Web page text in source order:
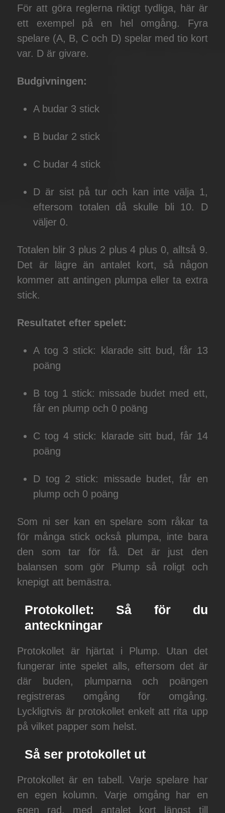
För att göra reglerna riktigt tydliga, här är
ett exempel på en hel omgång. Fyra
spelare (A, B, C och D) spelar med tio kort
var. D är givare.
Budgivningen:
A budar 3 stick
B budar 2 stick
C budar 4 stick
D är sist på tur och kan inte välja 1,
eftersom totalen då skulle bli 10. D
väljer 0.
Totalen blir 3 plus 2 plus 4 plus 0, alltså 9.
Det är lägre än antalet kort, så någon
kommer att antingen plumpa eller ta extra
stick.
Resultatet efter spelet:
A tog 3 stick: klarade sitt bud, får 13
poäng
B tog 1 stick: missade budet med ett,
får en plump och 0 poäng
C tog 4 stick: klarade sitt bud, får 14
poäng
D tog 2 stick: missade budet, får en
plump och 0 poäng
Som ni ser kan en spelare som råkar ta
för många stick också plumpa, inte bara
den som tar för få. Det är just den
balansen som gör Plump så roligt och
knepigt att bemästra.
Protokollet: Så för du
anteckningar
Protokollet är hjärtat i Plump. Utan det
fungerar inte spelet alls, eftersom det är
där buden, plumparna och poängen
registreras omgång för omgång.
Lyckligtvis är protokollet enkelt att rita upp
på vilket papper som helst.
Så ser protokollet ut
Protokollet är en tabell. Varje spelare har
en egen kolumn. Varje omgång har en
egen rad, med antalet kort längst till